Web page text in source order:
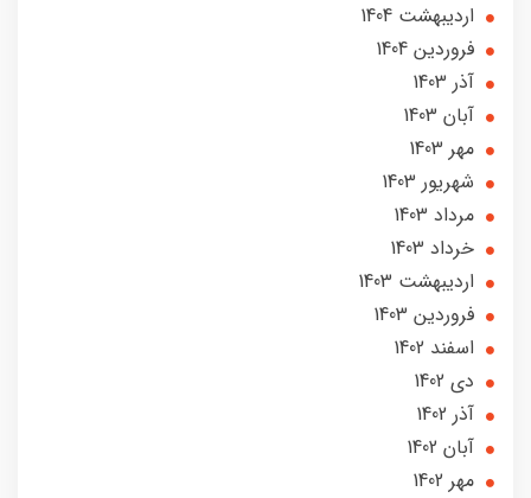
ارديبهشت 1404
فروردین 1404
آذر 1403
آبان 1403
مهر 1403
شهریور 1403
مرداد 1403
خرداد 1403
ارديبهشت 1403
فروردین 1403
اسفند 1402
دی 1402
آذر 1402
آبان 1402
مهر 1402